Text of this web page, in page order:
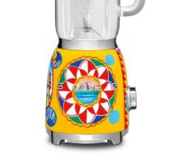
DODAJ U KOŠARICU